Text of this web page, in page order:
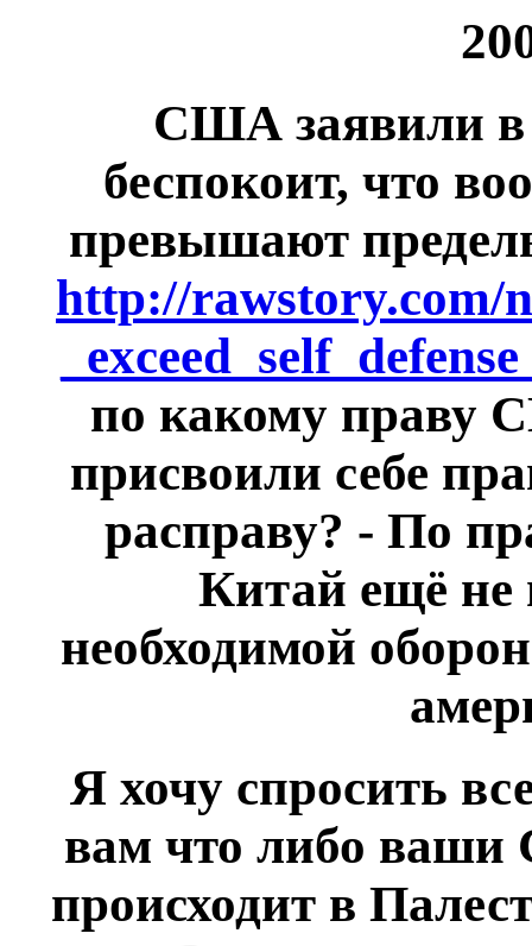
США заявили в
беспокоит, что
превышают
http://rawstory.com/
по какому праву
присвоили себе
расправу? - По
Китай ещё не
необходимой
Я хочу спросить
вам что либо ваши
происходит в